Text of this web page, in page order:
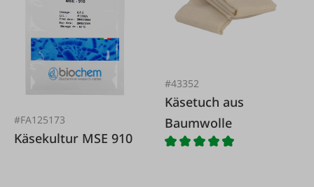
#FA125173
Käsekultur MSE 910
#43352
Käsetuch aus
Baumwolle